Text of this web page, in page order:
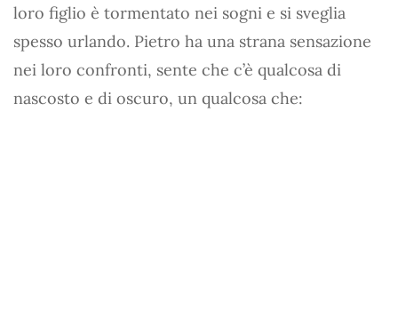
loro figlio è tormentato nei sogni e si sveglia
spesso urlando. Pietro ha una strana sensazione
nei loro confronti, sente che c’è qualcosa di
nascosto e di oscuro, un qualcosa che: